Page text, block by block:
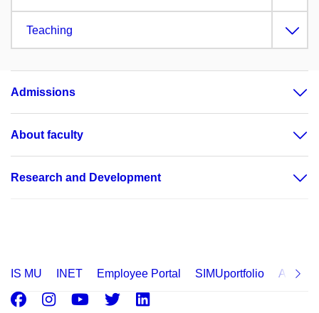
Teaching
Admissions
About faculty
Research and Development
IS MU INET Employee Portal SIMUportfolio
Facebook
Instagram
Youtube
Twitter
LinkedIn